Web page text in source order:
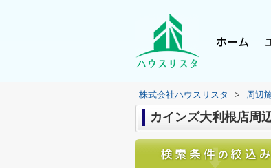
ホーム
株式会社ハウスリスタ > 周辺
カインズ大利根店周